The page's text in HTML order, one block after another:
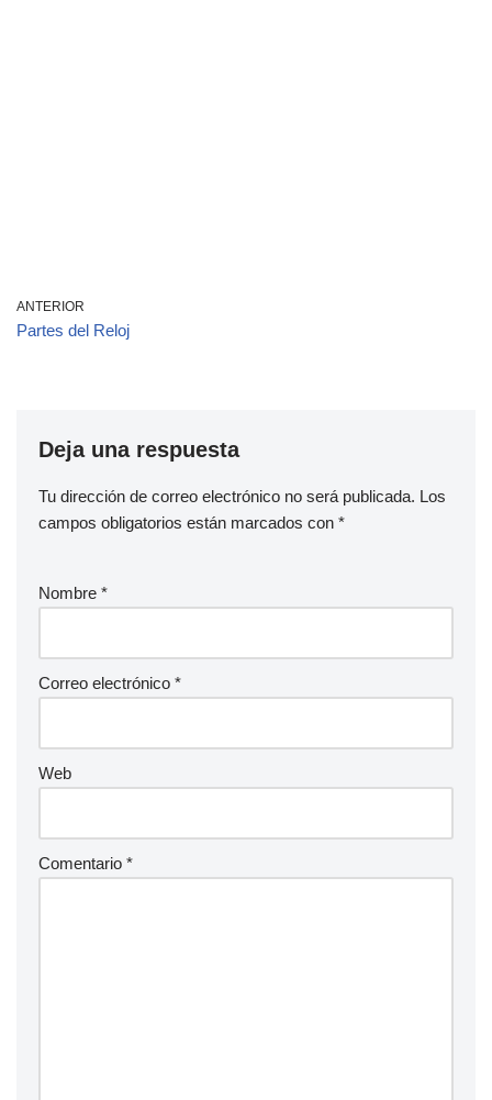
ANTERIOR
Partes del Reloj
Deja una respuesta
Tu dirección de correo electrónico no será publicada. Los
campos obligatorios están marcados con *
Nombre *
Correo electrónico *
Web
Comentario *